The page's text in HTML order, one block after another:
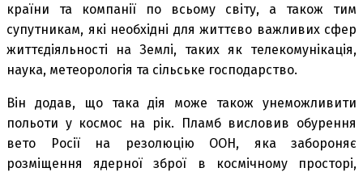
країни та компанії по всьому світу, а також тим
супутникам, які необхідні для життєво важливих сфер
життєдіяльності на Землі, таких як телекомунікація,
наука, метеорологія та сільське господарство.
Він додав, що така дія може також унеможливити
польоти у космос на рік. Пламб висловив обурення
вето Росії на резолюцію ООН, яка забороняє
розміщення ядерної зброї в космічному просторі,